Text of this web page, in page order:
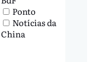
Ponto
Notícias da
China